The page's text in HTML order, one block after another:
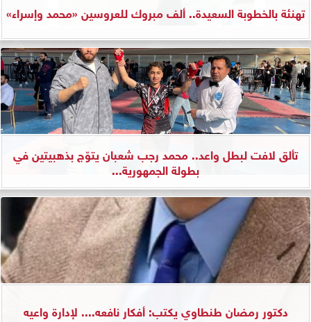
تهنئة بالخطوبة السعيدة.. ألف مبروك للعروسين «محمد وإسراء»
تألق لافت لبطل واعد.. محمد رجب شعبان يتوّج بذهبيتين في
بطولة الجمهورية...
دكتور رمضان طنطاوي يكتب: أفكار نافعه.... لإدارة واعيه